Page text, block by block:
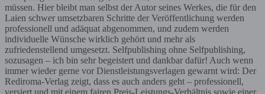
müssen. Hier bleibt man selbst der Autor seines Werkes, die für den
Laien schwer umsetzbaren Schritte der Veröffentlichung werden
professionell und adäquat abgenommen, und zudem werden
individuelle Wünsche wirklich gehört und mehr als
zufriedenstellend umgesetzt. Selfpublishing ohne Selfpublishing,
sozusagen – ich bin sehr begeistert und dankbar dafür! Auch wenn
immer wieder gerne vor Dienstleistungsverlagen gewarnt wird: Der
Rediroma-Verlag zeigt, dass es auch anders geht – professionell,